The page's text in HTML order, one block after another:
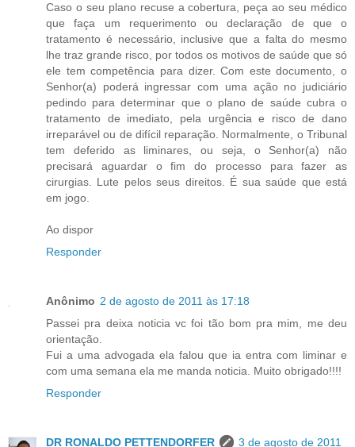
Caso o seu plano recuse a cobertura, peça ao seu médico
que faça um requerimento ou declaração de que o
tratamento é necessário, inclusive que a falta do mesmo
lhe traz grande risco, por todos os motivos de saúde que só
ele tem competência para dizer. Com este documento, o
Senhor(a) poderá ingressar com uma ação no judiciário
pedindo para determinar que o plano de saúde cubra o
tratamento de imediato, pela urgência e risco de dano
irreparável ou de difícil reparação. Normalmente, o Tribunal
tem deferido as liminares, ou seja, o Senhor(a) não
precisará aguardar o fim do processo para fazer as
cirurgias. Lute pelos seus direitos. É sua saúde que está
em jogo.
Ao dispor
Responder
Anônimo 2 de agosto de 2011 às 17:18
Passei pra deixa noticia vc foi tão bom pra mim, me deu
orientação.
Fui a uma advogada ela falou que ia entra com liminar e
com uma semana ela me manda noticia. Muito obrigado!!!!
Responder
DR RONALDO PETTENDORFER
3 de agosto de 2011